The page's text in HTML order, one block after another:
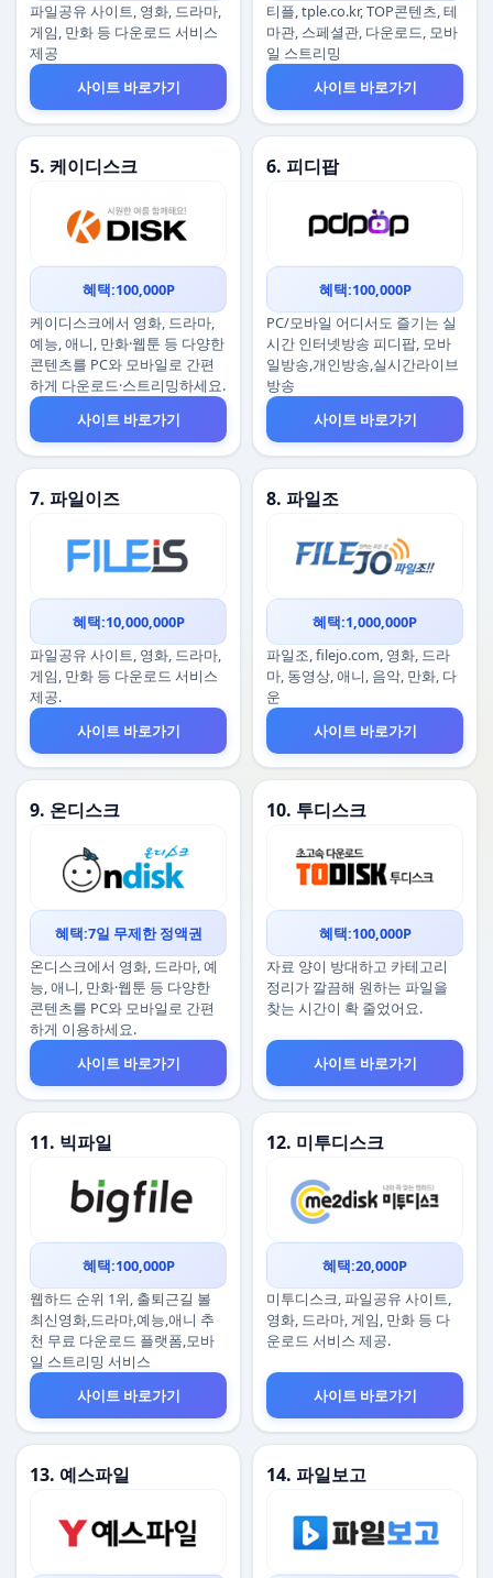
파일공유 사이트, 영화, 드라마,
게임, 만화 등 다운로드 서비스
제공
사이트 바로가기
티플, tple.co.kr, TOP콘텐츠, 테
마관, 스페셜관, 다운로드, 모바
일 스트리밍
사이트 바로가기
5. 케이디스크
혜택:100,000P
케이디스크에서 영화, 드라마,
예능, 애니, 만화·웹툰 등 다양한
콘텐츠를 PC와 모바일로 간편
하게 다운로드·스트리밍하세요.
사이트 바로가기
6. 피디팝
혜택:100,000P
PC/모바일 어디서도 즐기는 실
시간 인터넷방송 피디팝, 모바
일방송,개인방송,실시간라이브
방송
사이트 바로가기
7. 파일이즈
혜택:10,000,000P
파일공유 사이트, 영화, 드라마,
게임, 만화 등 다운로드 서비스
제공.
사이트 바로가기
8. 파일조
혜택:1,000,000P
파일조, filejo.com, 영화, 드라
마, 동영상, 애니, 음악, 만화, 다
운
사이트 바로가기
9. 온디스크
혜택:7일 무제한 정액권
온디스크에서 영화, 드라마, 예
능, 애니, 만화·웹툰 등 다양한
콘텐츠를 PC와 모바일로 간편
하게 이용하세요.
사이트 바로가기
10. 투디스크
혜택:100,000P
자료 양이 방대하고 카테고리
정리가 깔끔해 원하는 파일을
찾는 시간이 확 줄었어요.
사이트 바로가기
11. 빅파일
혜택:100,000P
웹하드 순위 1위, 출퇴근길 볼
최신영화,드라마,예능,애니 추
천 무료 다운로드 플랫폼,모바
일 스트리밍 서비스
사이트 바로가기
12. 미투디스크
혜택:20,000P
미투디스크, 파일공유 사이트,
영화, 드라마, 게임, 만화 등 다
운로드 서비스 제공.
사이트 바로가기
13. 예스파일 14. 파일보고